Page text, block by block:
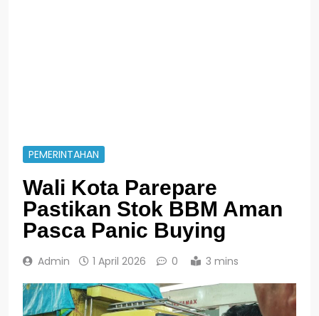
PEMERINTAHAN
Wali Kota Parepare
Pastikan Stok BBM Aman
Pasca Panic Buying
Admin 1 April 2026 0 3 mins